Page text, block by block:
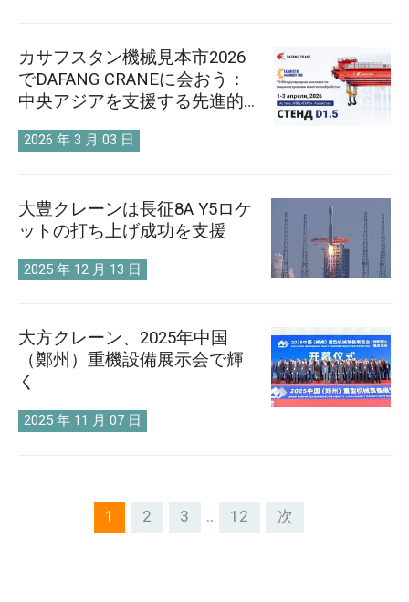
カサフスタン機械見本市2026
でDAFANG CRANEに会おう：
中央アジアを支援する先進的
なリフティングテクノロジー
2026 年 3 月 03 日
大豊クレーンは長征8A Y5ロケ
ットの打ち上げ成功を支援
2025 年 12 月 13 日
大方クレーン、2025年中国
（鄭州）重機設備展示会で輝
く
2025 年 11 月 07 日
1 2 3 .. 12 次